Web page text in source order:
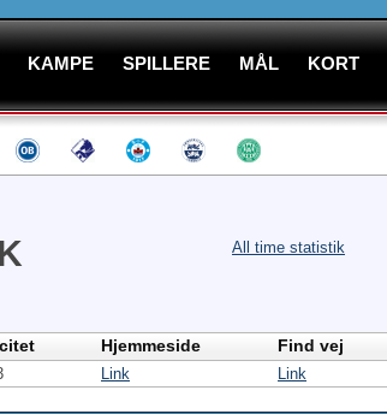
KAMPE SPILLERE MÅL KORT
All time statistik
Hjemmeside Find vej
Link Link